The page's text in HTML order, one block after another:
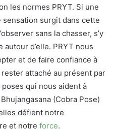
les normes PRYT. Si une
surgit dans cette
sans la chasser, s’y
d’elle. PRYT nous
et de faire confiance à
attaché au présent par
qui nous aident à
(Cobra Pose)
défient notre
et notre force.